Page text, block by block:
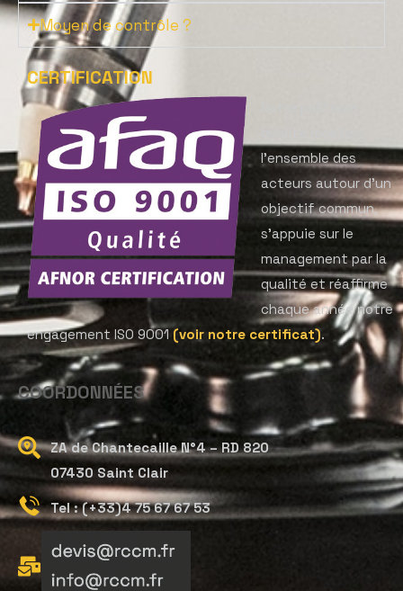
Moyen de contrôle ?
CERTIFICATION
l’ensemble des
acteurs autour d’un
objectif commun,
s’appuie sur le
management par la
qualité et réaffirme
chaque année notre
engagement ISO 9001 (voir notre certificat).
COORDONNÉES
ZA de Chantecaille N°4 – RD 820
07430 Saint Clair
Tel : (+33)4 75 67 67 53